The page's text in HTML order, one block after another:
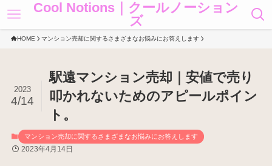
Cool Notions｜クールノーション
ズ
HOME マンション売却に関するさまざまなお悩みにお答えします
駅遠マンション売却｜安値で売り
叩かれないためのアピールポイン
ト。
2023
4/14
マンション売却に関するさまざまなお悩みにお答えします
2023年4月14日